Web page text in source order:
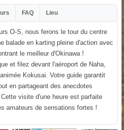
FAQ Lieu
O-S, nous ferons le tour du centre
balade en karting pleine d'action avec
le meilleur d'Okinawa !
et filez devant l'aéroport de Naha,
Kokusai. Votre guide garantit
en partageant des anecdotes
visite d'une heure est parfaite
amateurs de sensations fortes !